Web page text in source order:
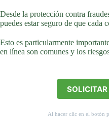
Desde la protección contra
puedes estar seguro de que cada
Esto es particularmente
en línea son comunes y los
Al hacer clic en el botón